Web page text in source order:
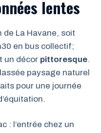
lentes
de La Havane, soit
en bus collectif;
un décor pittoresque.
paysage naturel
pour une journée
: l’entrée chez un